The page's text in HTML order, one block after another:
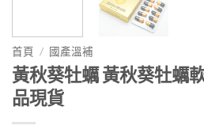
首頁 / 國產溫補
黃秋葵牡蠣 黃秋葵牡蠣
品現貨